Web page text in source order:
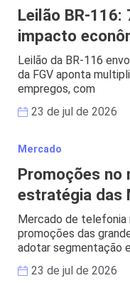
Leilão BR-116:
impacto
Leilão da BR-116
da FGV aponta
empregos, com
23 de jul de 2026
Mercado
Promoções no
estratégia das
Mercado de telefonia
promoções das
adotar segmentação
23 de jul de 2026